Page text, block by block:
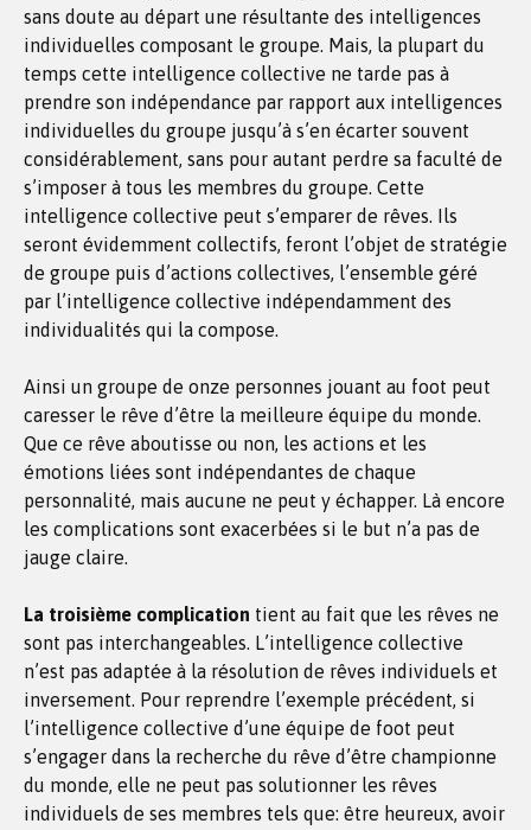
sans doute au départ une résultante des intelligences
individuelles composant le groupe. Mais, la plupart du
temps cette intelligence collective ne tarde pas à
prendre son indépendance par rapport aux intelligences
individuelles du groupe jusqu’à s’en écarter souvent
considérablement, sans pour autant perdre sa faculté de
s’imposer à tous les membres du groupe. Cette
intelligence collective peut s’emparer de rêves. Ils
seront évidemment collectifs, feront l’objet de stratégie
de groupe puis d’actions collectives, l’ensemble géré
par l’intelligence collective indépendamment des
individualités qui la compose.
Ainsi un groupe de onze personnes jouant au foot peut
caresser le rêve d’être la meilleure équipe du monde.
Que ce rêve aboutisse ou non, les actions et les
émotions liées sont indépendantes de chaque
personnalité, mais aucune ne peut y échapper. Là encore
les complications sont exacerbées si le but n’a pas de
jauge claire.
La troisième complication tient au fait que les rêves ne
sont pas interchangeables. L’intelligence collective
n’est pas adaptée à la résolution de rêves individuels et
inversement. Pour reprendre l’exemple précédent, si
l’intelligence collective d’une équipe de foot peut
s’engager dans la recherche du rêve d’être championne
du monde, elle ne peut pas solutionner les rêves
individuels de ses membres tels que: être heureux, avoir